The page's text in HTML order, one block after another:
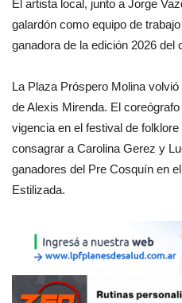
El artista local, junto a Jorge
galardón como equipo de
ganadora de la edición 2026 del
La Plaza Próspero Molina
de Alexis Mirenda. El
vigencia en el festival de
consagrar a Carolina Gerez y
ganadores del Pre Cosquín en
Estilizada.